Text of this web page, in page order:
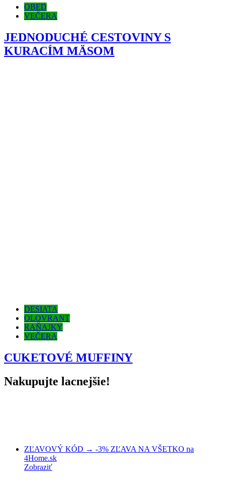
OBED
VEČERA
JEDNODUCHÉ CESTOVINY S
KURACÍM MÄSOM
DESIATA
OLOVRANT
RAŇAJKY
VEČERA
CUKETOVÉ MUFFINY
Nakupujte lacnejšie!
ZĽAVOVÝ KÓD → -3% ZĽAVA NA VŠETKO na
4Home.sk
Zobraziť